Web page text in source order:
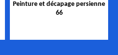
Peinture et décapage persienne
66